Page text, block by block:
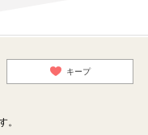
キープ
。